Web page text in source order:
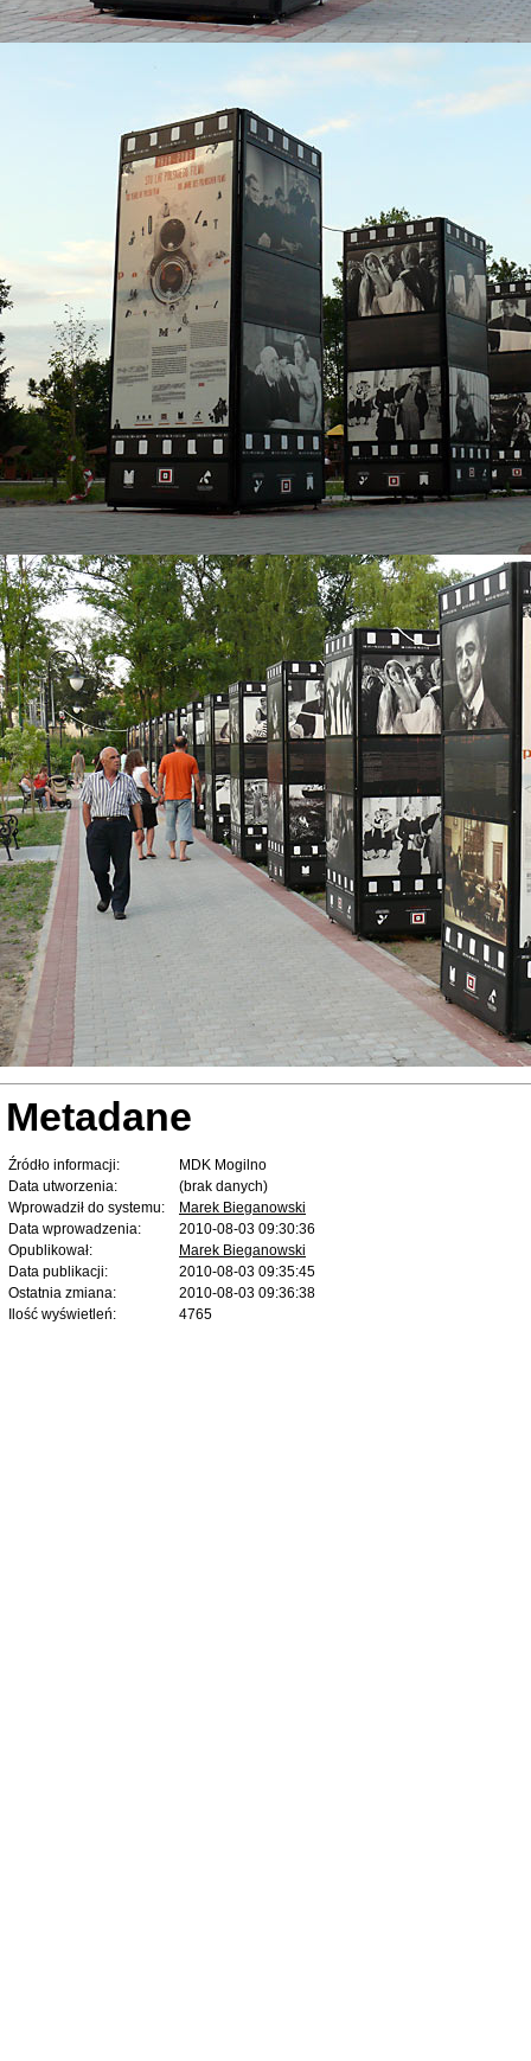
Metadane
Źródło informacji:
MDK Mogilno
Data utworzenia:
(brak danych)
Wprowadził do systemu:
Marek Bieganowski
Data wprowadzenia:
2010-08-03 09:30:36
Opublikował:
Marek Bieganowski
Data publikacji:
2010-08-03 09:35:45
Ostatnia zmiana:
2010-08-03 09:36:38
Ilość wyświetleń:
4765